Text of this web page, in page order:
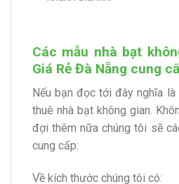
Các mẫu nhà bạt
Giá Rẻ Đà Nẵng cung
Nếu bạn đọc tới đây nghĩa
thuê nhà bạt không gian.
đợi thêm nữa chúng tôi sẽ
cung cấp:
Về kích thước chúng tôi có: